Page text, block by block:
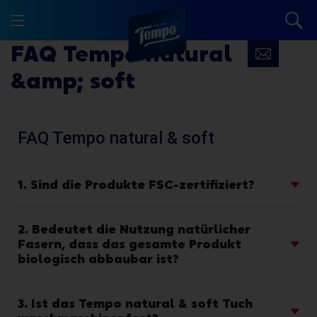
FAQ Tempo natural
&amp; soft
FAQ Tempo natural & soft
1. Sind die Produkte FSC-zertifiziert?
verantwortungsvollen Quellen bezogen.
2. Bedeutet die Nutzung natürlicher
Fasern, dass das gesamte Produkt
biologisch abbaubar ist?
haben den Test für biologische
3. Ist das Tempo natural & soft Tuch